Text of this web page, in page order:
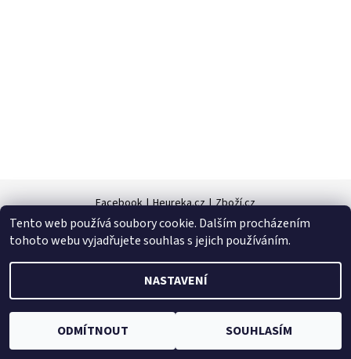
Facebook | Heureka.cz | Zboží.cz
2026 © Zahradní technika VOLEJNÍK, všechna práva vyhrazena
Vytvořil Shoptet
Tento web používá soubory cookie. Dalším procházením
tohoto webu vyjadřujete souhlas s jejich používáním.
NASTAVENÍ
ODMÍTNOUT SOUHLASÍM